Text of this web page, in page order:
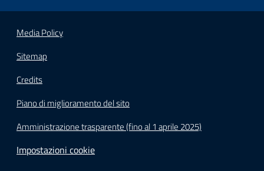
Media Policy
Sitemap
Credits
Piano di miglioramento del sito
Amministrazione trasparente (fino al 1 aprile 2025)
Impostazioni cookie